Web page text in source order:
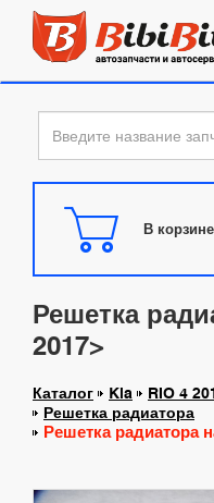
В
Решетка
2017>
Каталог Kia RIO 4
Решетка радиатора
Решетка радиатора